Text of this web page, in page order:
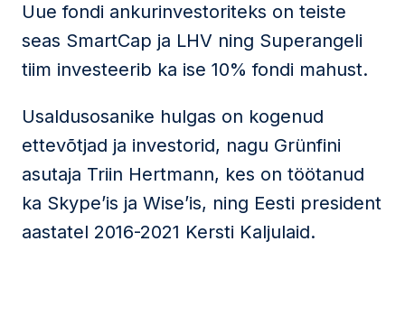
Uue fondi ankurinvestoriteks on teiste
seas SmartCap ja LHV ning Superangeli
tiim investeerib ka ise 10% fondi mahust.
Usaldusosanike hulgas on kogenud
ettevõtjad ja investorid, nagu Grünfini
asutaja Triin Hertmann, kes on töötanud
ka Skype’is ja Wise’is, ning Eesti president
aastatel 2016-2021 Kersti Kaljulaid.